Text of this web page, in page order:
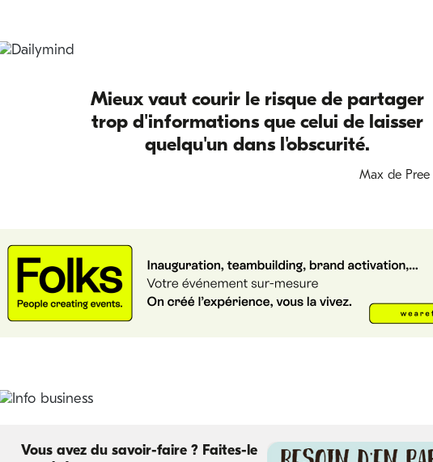
Mieux vaut courir le risque de partager
trop d'informations que celui de laisser
quelqu'un dans l'obscurité.
Max de Pree
Vous avez du savoir-faire ? Faites-le